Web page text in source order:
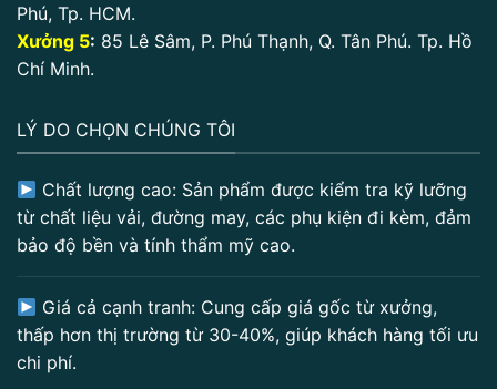
Phú, Tp. HCM.
Xưởng 5: 85 Lê Sâm, P. Phú Thạnh, Q. Tân Phú. Tp. Hồ
Chí Minh.
LÝ DO CHỌN CHÚNG TÔI
Chất lượng cao: Sản phẩm được kiểm tra kỹ lưỡng
từ chất liệu vải, đường may, các phụ kiện đi kèm, đảm
bảo độ bền và tính thẩm mỹ cao.
Giá cả cạnh tranh: Cung cấp giá gốc từ xưởng,
thấp hơn thị trường từ 30-40%, giúp khách hàng tối ưu
chi phí.